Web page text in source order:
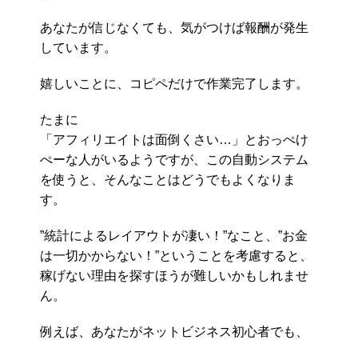
あなたが信じなくても、気がつけば報酬が発生
しています。
嬉しいことに、コピペだけで作業完了します。
たまに
「アフィリエイトは面倒くさい…」とおっぺけ
ぺーな人がいるようですが、この自動システム
を使うと、そんなことはどうでもよくなりま
す。
”統計によるレイアウトが凄い！”なこと、”お金
は一切かからない！”ということを考慮すると、
稼げない理由を探すほうが難しいかもしれませ
ん。
例えば、あなたがネットビジネス初心者でも、